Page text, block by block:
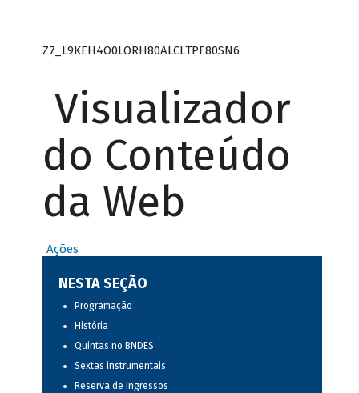
Z7_L9KEH4O0LORH80ALCLTPF80SN6
Visualizador
do Conteúdo
da Web
Ações
NESTA SEÇÃO
Programação
História
Quintas no BNDES
Sextas instrumentais
Reserva de ingressos